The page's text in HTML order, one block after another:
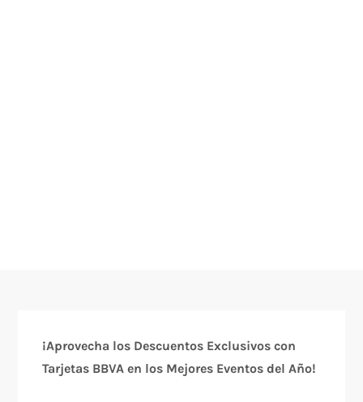
¡Aprovecha los Descuentos Exclusivos con
Tarjetas BBVA en los Mejores Eventos del Año!